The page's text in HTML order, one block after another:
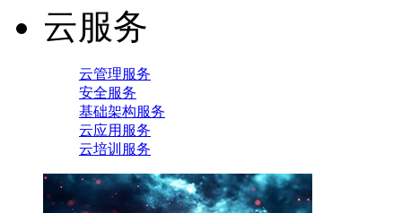
云服务
云管理服务
安全服务
基础架构服务
云应用服务
云培训服务